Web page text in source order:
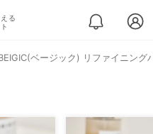
る
ベージック) リファイニング